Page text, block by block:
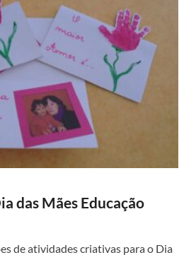
das Mães Educação
de atividades criativas para o Dia